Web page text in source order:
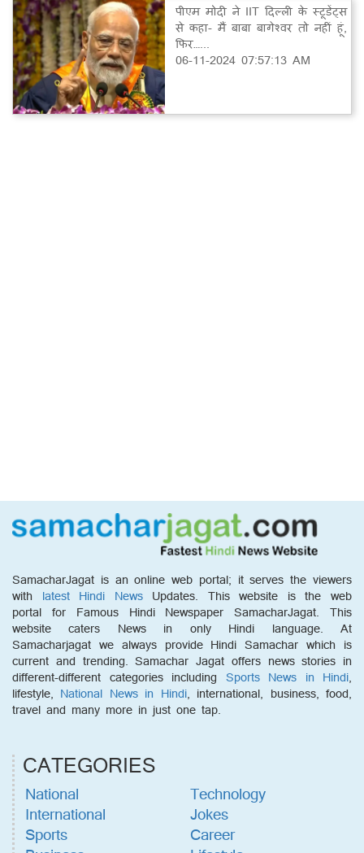
पीएम मोदी ने IIT दिल्ली के स्टूडेंट्स
से कहा- मैं बाबा बागेश्वर तो नहीं हूं,
फिर…...
06-11-2024 07:57:13 AM
SamacharJagat is an online web portal; it serves the viewers
with latest Hindi NewsUpdates. This website is the web
portal for Famous Hindi Newspaper SamacharJagat. This
website caters News in only Hindi language. At
Samacharjagat we always provide Hindi Samachar which is
current and trending. Samachar Jagat offers news stories in
different-different categories including Sports News in Hindi,
lifestyle, National News in Hindi, international, business, food,
travel and many more in just one tap.
CATEGORIES
National
International
Sports
Technology
Jokes
Career